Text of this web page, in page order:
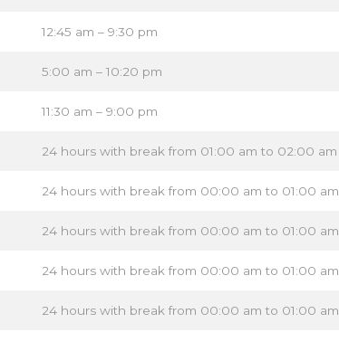
อนไลน์
ลูกค้า
12:45 am – 9:30 pm
5:00 am – 10:20 pm
11:30 am – 9:00 pm
24 hours with break from 01:00 am to 02:00 am
24 hours with break from 00:00 am to 01:00 am
24 hours with break from 00:00 am to 01:00 am
24 hours with break from 00:00 am to 01:00 am
24 hours with break from 00:00 am to 01:00 am